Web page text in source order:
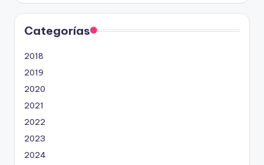
Categorías
2018
2019
2020
2021
2022
2023
2024